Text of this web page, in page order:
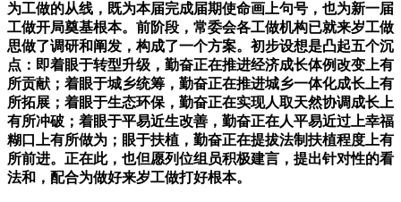
为工做的从线，既为本届完成届期使命画上句号，也为新一届
工做开局奠基根本。前阶段，常委会各工做机构已就来岁工做
思做了调研和阐发，构成了一个方案。初步设想是凸起五个沉
点：即着眼于转型升级，勤奋正在推进经济成长体例改变上有
所贡献；着眼于城乡统筹，勤奋正在推进城乡一体化成长上有
所拓展；着眼于生态环保，勤奋正在实现人取天然协调成长上
有所冲破；着眼于平易近生改善，勤奋正在人平易近过上幸福
糊口上有所做为；眼于扶植，勤奋正在提拔法制扶植程度上有
所前进。正在此，也但愿列位组员积极建言，提出针对性的看
法和，配合为做好来岁工做打好根本。